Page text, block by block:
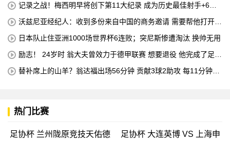
记录之战！梅西明早将创下第11大纪录 成为历史最佳射手+6次
沃兹尼亚经纪人：收到多份来自中国的商务邀请 需要帮他打开中
日本队止住亚洲1000场世界杯6连败；突尼斯惨遭淘汰 换帅无用
励志！ 24岁时 翁大夫曾效力于德甲联赛 想要退役 他完成了足球
替补席上的山羊？翁达福出场56分钟 贡献3球2助攻 每11分钟参
热门比赛
足协杯 兰州陇原竞技天佑德
足协杯 大连英博 VS 上海申